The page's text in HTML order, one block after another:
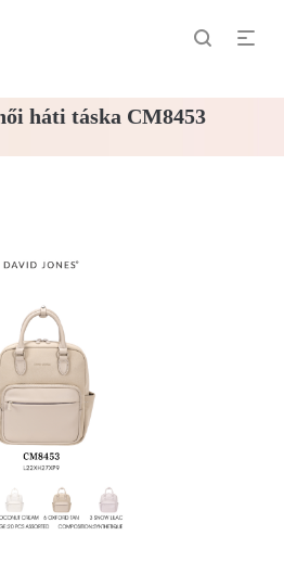
háti táska CM8453